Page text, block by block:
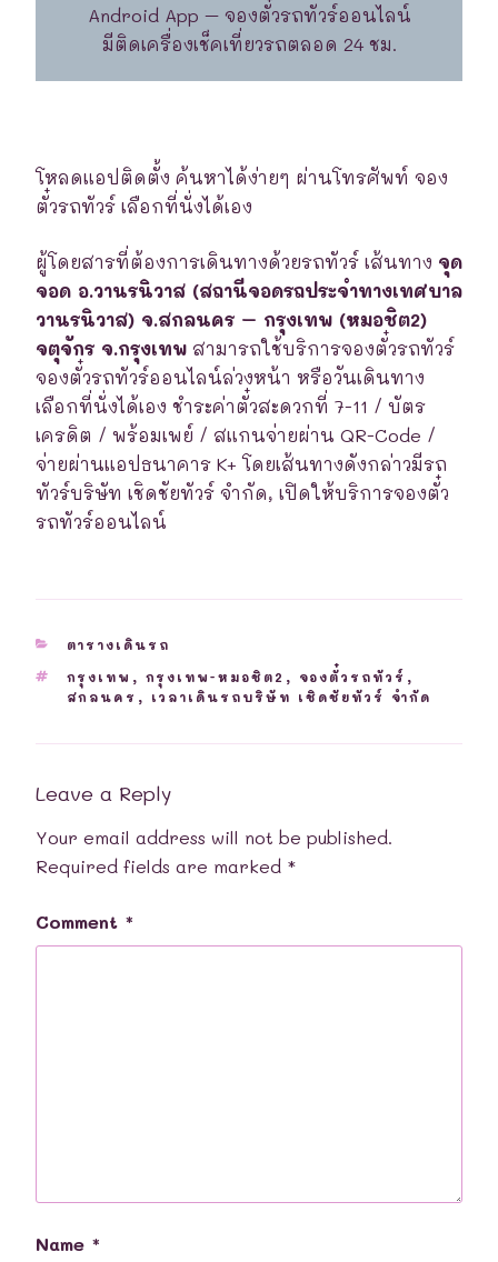
Android App – จองตั๋วรถทัวร์ออนไลน์
มีติดเครื่องเช็คเที่ยวรถตลอด 24 ชม.
โหลดแอปติดตั้ง ค้นหาได้ง่ายๆ ผ่านโทรศัพท์ จอง
ตั๋วรถทัวร์ เลือกที่นั่งได้เอง
ผู้โดยสารที่ต้องการเดินทางด้วยรถทัวร์ เส้นทาง จุด
จอด อ.วานรนิวาส (สถานีจอดรถประจำทางเทศบาล
วานรนิวาส) จ.สกลนคร – กรุงเทพ (หมอชิต2)
จตุจักร จ.กรุงเทพ สามารถใช้บริการจองตั๋วรถทัวร์
จองตั๋วรถทัวร์ออนไลน์ล่วงหน้า หรือวันเดินทาง
เลือกที่นั่งได้เอง ชำระค่าตั๋วสะดวกที่ 7-11 / บัตร
เครดิต / พร้อมเพย์ / สแกนจ่ายผ่าน QR-Code /
จ่ายผ่านแอปธนาคาร K+ โดยเส้นทางดังกล่าวมีรถ
ทัวร์บริษัท เชิดชัยทัวร์ จำกัด, เปิดให้บริการจองตั๋ว
รถทัวร์ออนไลน์
CATEGORIES
ตารางเดินรถ
TAGS
กรุงเทพ , กรุงเทพ-หมอชิต2 , จองตั๋วรถทัวร์ ,
สกลนคร , เวลาเดินรถบริษัท เชิดชัยทัวร์ จำกัด
Leave a Reply
Your email address will not be published.
Required fields are marked *
Comment *
Name *